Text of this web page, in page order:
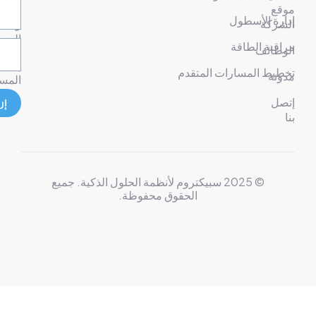
الأسطول
الطاقة
المسارات المتقدم
المسؤولية
إرسال
© 2025 سبيكتروم لأنظمة الحلول الذكية. جميع
الحقوق محفوظة.